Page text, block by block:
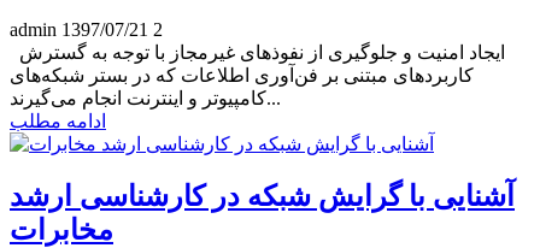
admin 1397/07/21 2
کاربردهای مبتنی بر فن‌آوری اطلاعات که در بستر شبکه‌های
کامپیوتر و اینترنت انجام می‌گیرند...
ادامه مطلب
آشنایی با گرایش شبکه در کارشناسی ارشد
مخابرات